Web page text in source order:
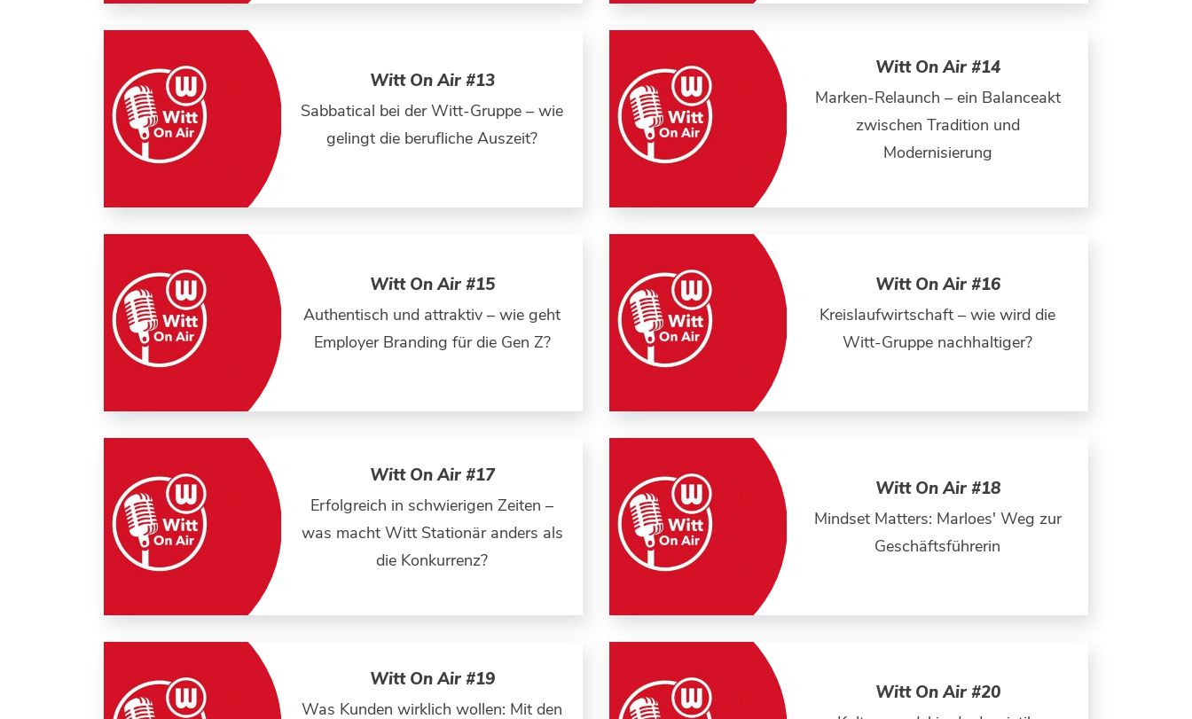
Witt On Air #13
Sabbatical bei der Witt-Gruppe – wie
gelingt die berufliche Auszeit?
Witt On Air #14
Marken-Relaunch – ein Balanceakt
zwischen Tradition und
Modernisierung
Witt On Air #15
Authentisch und attraktiv – wie geht
Employer Branding für die Gen Z?
Witt On Air #16
Kreislaufwirtschaft – wie wird die
Witt-Gruppe nachhaltiger?
Witt On Air #17
Erfolgreich in schwierigen Zeiten –
was macht Witt Stationär anders als
die Konkurrenz?
Witt On Air #18
Mindset Matters: Marloes' Weg zur
Geschäftsführerin
Witt On Air #19
Was Kunden wirklich wollen: Mit den
Witt On Air #20